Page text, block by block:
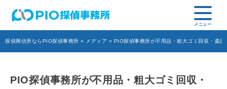
探偵興信所ならPIO探偵事務所 » メディア » PIO探偵事務所が不用品・粗大ゴミ回収・遺
PIO探偵事務所が不用品・粗大ゴミ回収・